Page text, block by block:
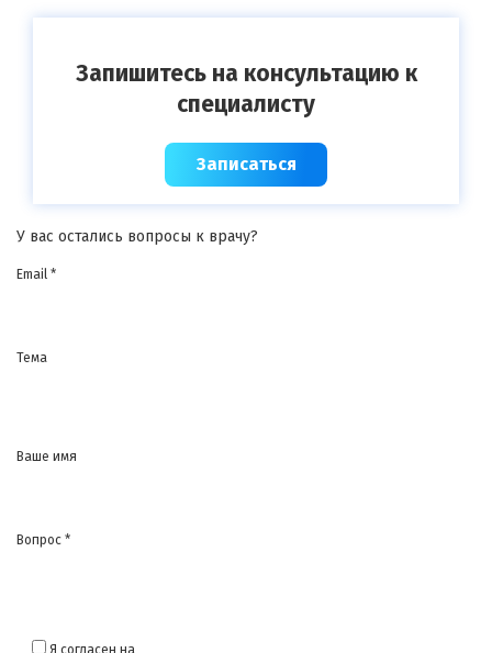
Запишитесь на консультацию к
специалисту
Записаться
У вас остались вопросы к врачу?
Email *
Тема
Ваше имя
Вопрос *
Я согласен на